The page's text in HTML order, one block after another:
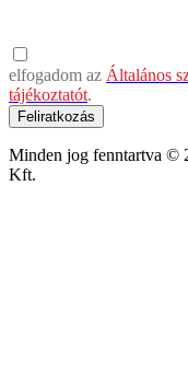
elfogadom az Általános
tájékoztatót.
Feliratkozás
Minden jog fenntartva ©
Kft.